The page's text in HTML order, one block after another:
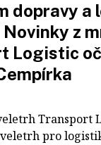
dopravy a
Novinky z
Logistic
Transport
pro